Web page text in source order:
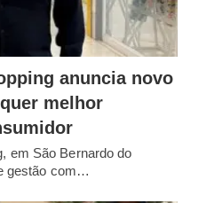
anuncia novo
melhor
em São Bernardo do
gestão com…